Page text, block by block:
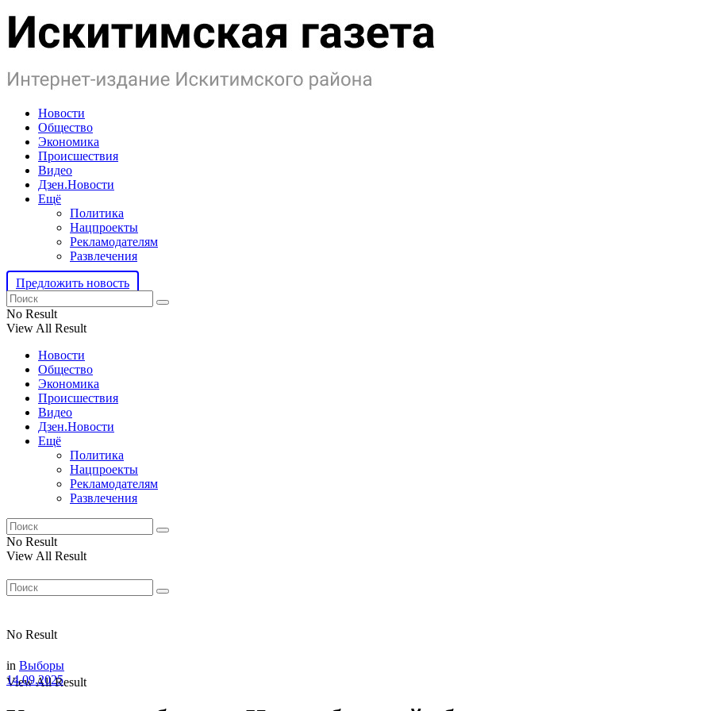
Новости
Общество
Экономика
Происшествия
Видео
Дзен.Новости
Ещё
Политика
Нацпроекты
Рекламодателям
Развлечения
Предложить новость
No Result
View All Result
Новости
Общество
Экономика
Происшествия
Видео
Дзен.Новости
Ещё
Политика
Нацпроекты
Рекламодателям
Развлечения
No Result
View All Result
No Result
View All Result
in Выборы
14.09.2025